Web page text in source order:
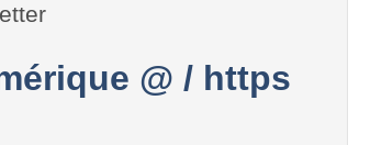
@ / https